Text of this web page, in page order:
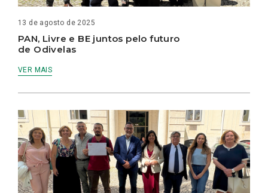
13 de agosto de 2025
PAN, Livre e BE juntos pelo futuro
de Odivelas
VER MAIS